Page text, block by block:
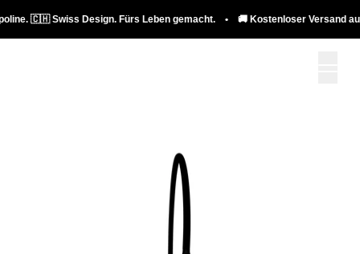
Design. Fürs Leben gemacht. • 🚚 Kostenloser Versand auf